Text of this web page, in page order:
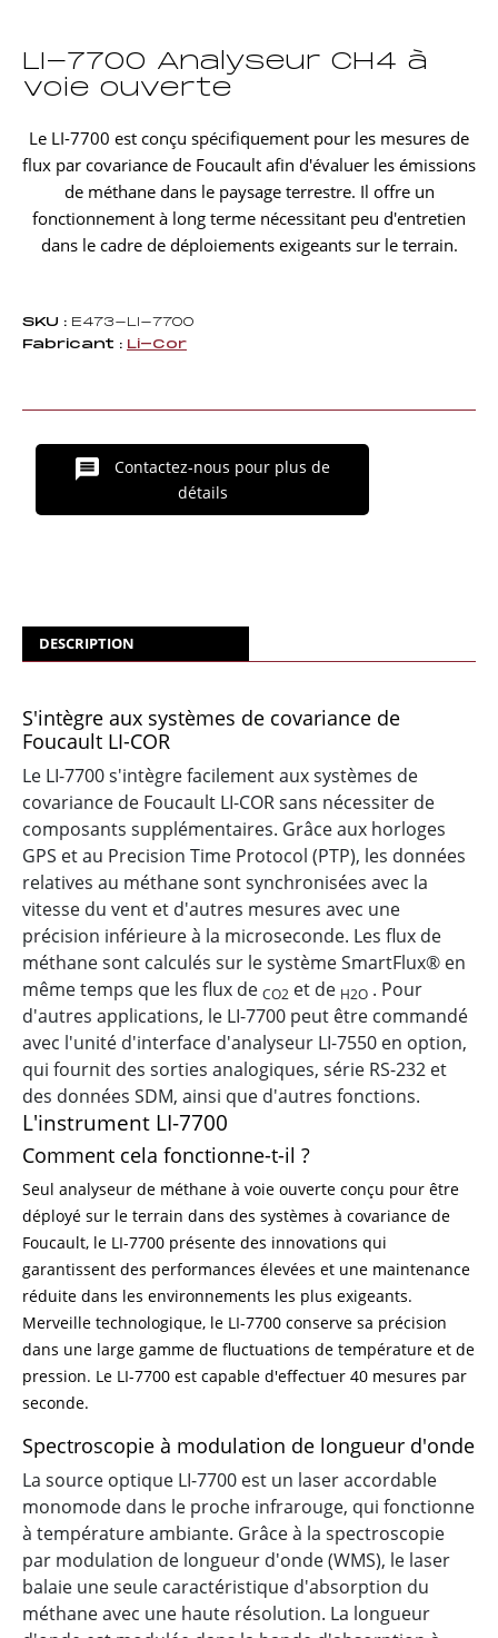
LI-7700 Analyseur CH4 à
voie ouverte
Le LI-7700 est conçu spécifiquement pour les mesures de
flux par covariance de Foucault afin d'évaluer les émissions
de méthane dans le paysage terrestre. Il offre un
fonctionnement à long terme nécessitant peu d'entretien
dans le cadre de déploiements exigeants sur le terrain.
SKU : E473-LI-7700
Fabricant : Li-Cor
Contactez-nous pour plus de
détails
DESCRIPTION
S'intègre aux systèmes de covariance de
Foucault LI-COR
Le LI-7700s'intègre facilement aux systèmes de
covariance de Foucault LI-COR sans nécessiter de
composants supplémentaires. Grâce aux horloges
GPS et au Precision Time Protocol (PTP), les données
relatives au méthane sont synchronisées avec la
vitesse du vent et d'autres mesures avec une
précision inférieure à la microseconde. Les flux de
méthane sont calculés sur le système SmartFlux® en
même temps que les flux de CO2 et de H2O . Pour
d'autres applications, le LI-7700 peut être commandé
avec l'unité d'interface d'analyseur LI-7550 en option,
qui fournit des sorties analogiques, série RS-232 et
des données SDM, ainsi que d'autres fonctions.
L'instrument LI-7700
Comment cela fonctionne-t-il ?
Seul analyseur de méthane à voie ouverte conçu pour être
déployé sur le terrain dans des systèmes à covariance de
Foucault, le LI-7700 présente des innovations qui
garantissent des performances élevées et une maintenance
réduite dans les environnements les plus exigeants.
Merveille technologique, le LI-7700 conserve sa précision
dans une large gamme de fluctuations de température et de
pression. Le LI-7700 est capable d'effectuer 40 mesures par
seconde.
Spectroscopie à modulation de longueur d'onde
La source optique LI-7700 est un laser accordable
monomode dans le proche infrarouge, qui fonctionne
à température ambiante. Grâce à la spectroscopie
par modulation de longueur d'onde (WMS), le laser
balaie une seule caractéristique d'absorption du
méthane avec une haute résolution. La longueur